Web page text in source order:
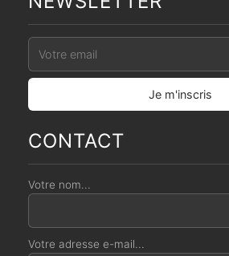
CONTACT
Votre nom...
Votre adresse e-mail...